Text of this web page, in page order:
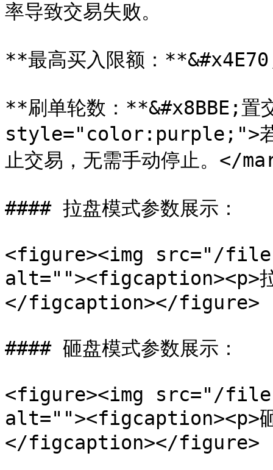
率导致交易失败。
**最高买入限额：
**刷单轮数：**&#x8BBE;置
style="color:purple;">若设
止交易，无需手动停止。</
#### 拉盘模式参数展示：
<figure><img src="/
alt=""><figcaption><p>拉
</figcaption></figure>
#### 砸盘模式参数展示：
<figure><img src="/files/
alt=""><figcaption><p>砸
</figcaption></figure>